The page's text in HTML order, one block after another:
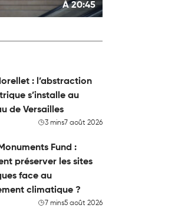
À 20:45
: l’abstraction
s’installe au
de Versailles
3 mins7 août 2026
Fund :
préserver les sites
face au
climatique ?
7 mins5 août 2026